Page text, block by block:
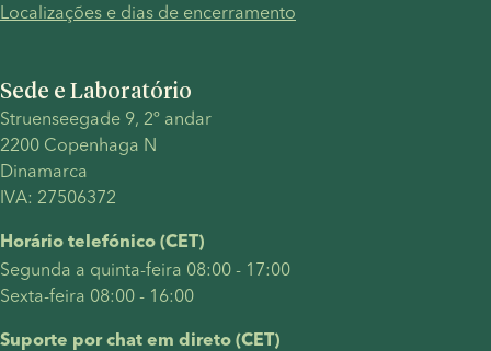
Sede e Laboratório
Struenseegade 9, 2º andar
2200 Copenhaga N
Dinamarca
IVA: 27506372
Horário telefónico (CET)
Segunda a quinta-feira 08:00 - 17:00
Sexta-feira 08:00 - 16:00
Suporte por chat em direto (CET)
Localizações e dias de encerramento